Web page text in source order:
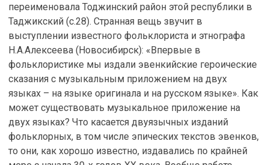
переименовала Тоджинский район этой республики в
Таджикский (с.28). Странная вещь звучит в
выступлении известного фольклориста и этнографа
Н.А.Алексеева (Новосибирск): «Впервые в
фольклористике мы издали эвенкийские героические
сказания с музыкальным приложением на двух
языках – на языке оригинала и на русском языке». Как
может существовать музыкальное приложение на
двух языках? Что касается двуязычных изданий
фольклорных, в том числе эпических текстов эвенков,
то они, как хорошо известно, издавались по крайней